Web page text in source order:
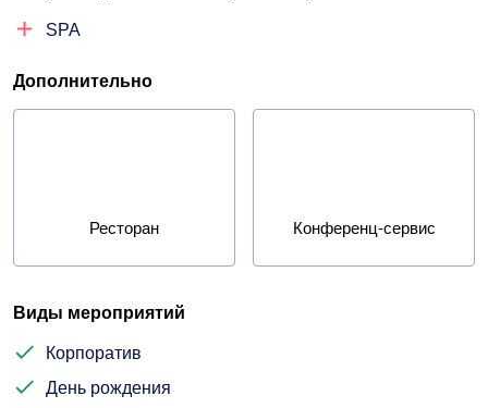
SPA
Дополнительно
Ресторан Конференц-сервис
Виды мероприятий
Корпоратив
День рождения